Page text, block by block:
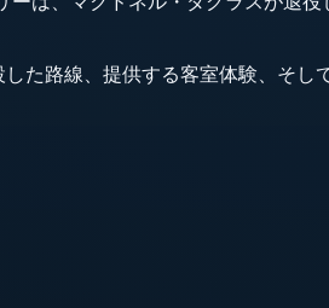
た路線、提供する客室体験、そ